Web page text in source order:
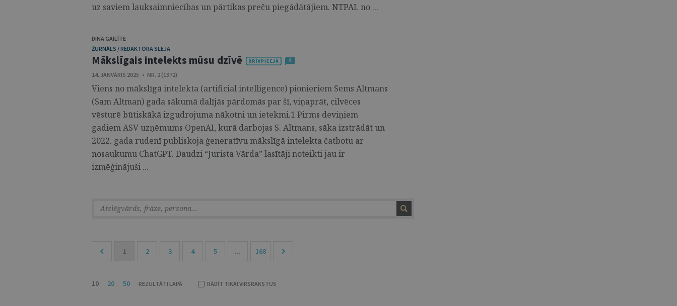
uz saviem lauksaimniecības un pārtikas preču piegādātājiem. NTPAL no ...
DINA GAILĪTE
ŽURNĀLS / REDAKTORA SLEJA
Mākslīgais intelekts mūsu dzīvē
4
14. JANVĀRIS 2025 • NR. 2 (1372)
Viens no mākslīgā intelekta (artificial intelligence) pionieriem Sems Altmans
(Sam Altman) gada sākumā dalījās pārdomās par šī, viņaprāt, cilvēces
vēsturē būtiskākā izgudrojuma nākotni un ietekmi.1 Pirms deviņiem
gadiem ASV uzņēmums OpenAI, kurā darbojas S. Altmans, sāka izstrādāt un
2022. gada rudenī publiskoja ģeneratīvu mākslīgā intelekta čatbotu ar
nosaukumu ChatGPT. Daudzi “Jurista Vārda” lasītāji noteikti jau ir
izmēģinājuši ...
1 2 3 4 5 ... 168
10 20 50 REZULTĀTI LAPĀ RĀDĪT TIKAI VIRSRAKSTUS